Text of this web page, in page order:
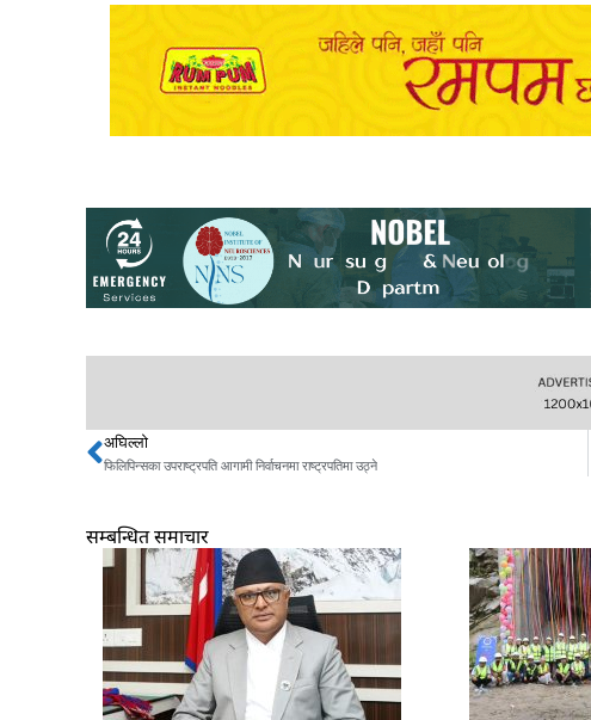
Prev
अघिल्लो
फिलिपिन्सका उपराष्ट्रपति आगामी निर्वाचनमा राष्ट्रपतिमा उठ्ने
सम्बन्धित समाचार